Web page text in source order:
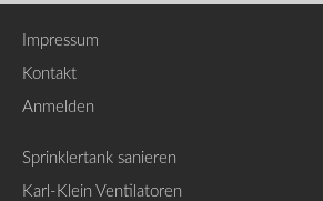
Impressum
Kontakt
Anmelden
Sprinklertank sanieren
Karl-Klein Ventilatoren